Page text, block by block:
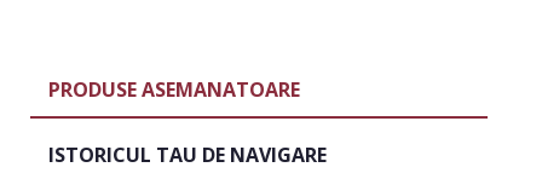
PRODUSE ASEMANATOARE
ISTORICUL TAU DE NAVIGARE